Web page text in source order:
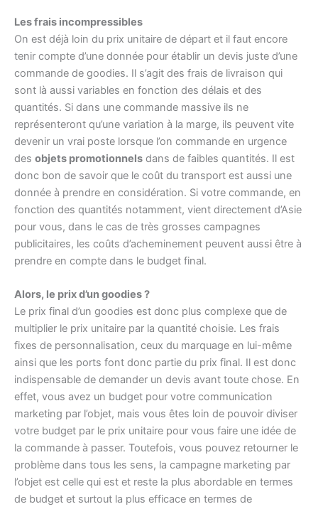
Les frais incompressibles
On est déjà loin du prix unitaire de départ et il faut encore
tenir compte d’une donnée pour établir un devis juste d’une
commande de goodies. Il s’agit des frais de livraison qui
sont là aussi variables en fonction des délais et des
quantités. Si dans une commande massive ils ne
représenteront qu’une variation à la marge, ils peuvent vite
devenir un vrai poste lorsque l’on commande en urgence
des objets promotionnels dans de faibles quantités. Il est
donc bon de savoir que le coût du transport est aussi une
donnée à prendre en considération. Si votre commande, en
fonction des quantités notamment, vient directement d’Asie
pour vous, dans le cas de très grosses campagnes
publicitaires, les coûts d’acheminement peuvent aussi être à
prendre en compte dans le budget final.
Alors, le prix d’un goodies ?
Le prix final d’un goodies est donc plus complexe que de
multiplier le prix unitaire par la quantité choisie. Les frais
fixes de personnalisation, ceux du marquage en lui-même
ainsi que les ports font donc partie du prix final. Il est donc
indispensable de demander un devis avant toute chose. En
effet, vous avez un budget pour votre communication
marketing par l’objet, mais vous êtes loin de pouvoir diviser
votre budget par le prix unitaire pour vous faire une idée de
la commande à passer. Toutefois, vous pouvez retourner le
problème dans tous les sens, la campagne marketing par
l’objet est celle qui est et reste la plus abordable en termes
de budget et surtout la plus efficace en termes de